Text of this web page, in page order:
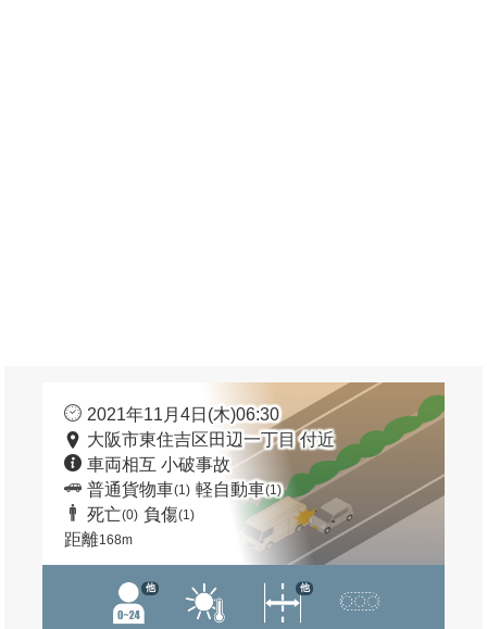
2021年11月4日(木)06:30
大阪市東住吉区田辺一丁目 付近
車両相互 小破事故
普通貨物車(1) 軽自動車(1)
死亡(0) 負傷(1)
距離168m
他 他